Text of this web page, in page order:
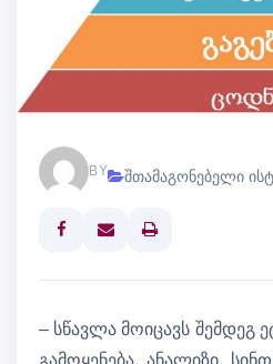
BY შთამაგონებელი
Print
– სწავლა მოიცავს შემდეგ
გამოყენება, ანალიზი,